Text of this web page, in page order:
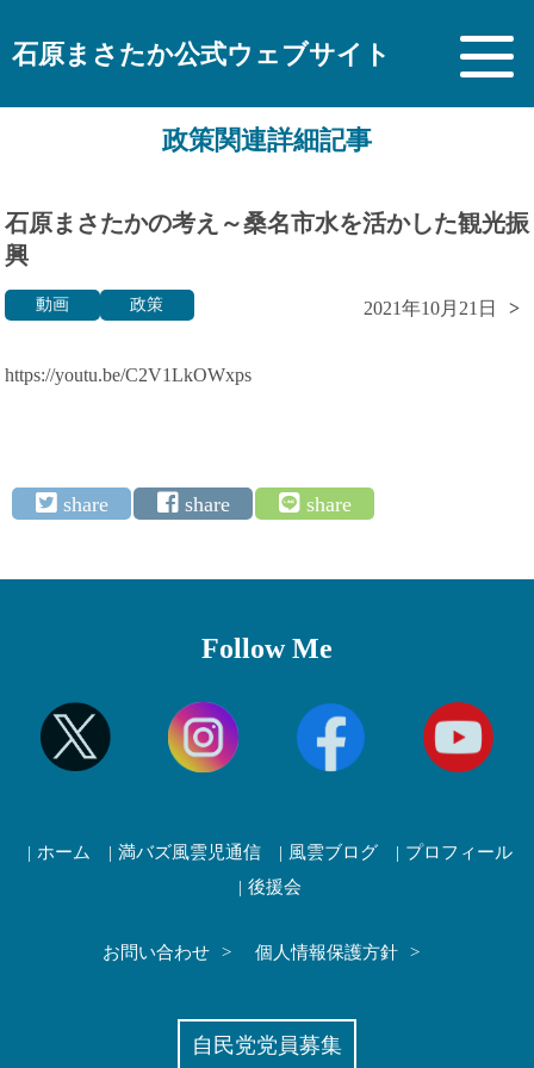
石原まさたか公式ウェブサイト
政策関連詳細記事
石原まさたかの考え～桑名市水を活かした観光振
興
動画 政策 2021年10月21日
https://youtu.be/C2V1LkOWxps
Follow Me
ホーム 満バズ風雲児通信 風雲ブログ
プロフィール
後援会
お問い合わせ 個人情報保護方針
自民党党員募集